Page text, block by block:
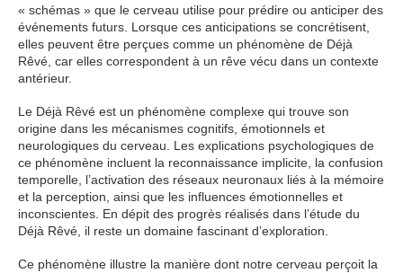
« schémas » que le cerveau utilise pour prédire ou anticiper des
événements futurs. Lorsque ces anticipations se concrétisent,
elles peuvent être perçues comme un phénomène de Déjà
Rêvé, car elles correspondent à un rêve vécu dans un contexte
antérieur.
Le Déjà Rêvé est un phénomène complexe qui trouve son
origine dans les mécanismes cognitifs, émotionnels et
neurologiques du cerveau. Les explications psychologiques de
ce phénomène incluent la reconnaissance implicite, la confusion
temporelle, l’activation des réseaux neuronaux liés à la mémoire
et la perception, ainsi que les influences émotionnelles et
inconscientes. En dépit des progrès réalisés dans l’étude du
Déjà Rêvé, il reste un domaine fascinant d’exploration.
Ce phénomène illustre la manière dont notre cerveau perçoit la